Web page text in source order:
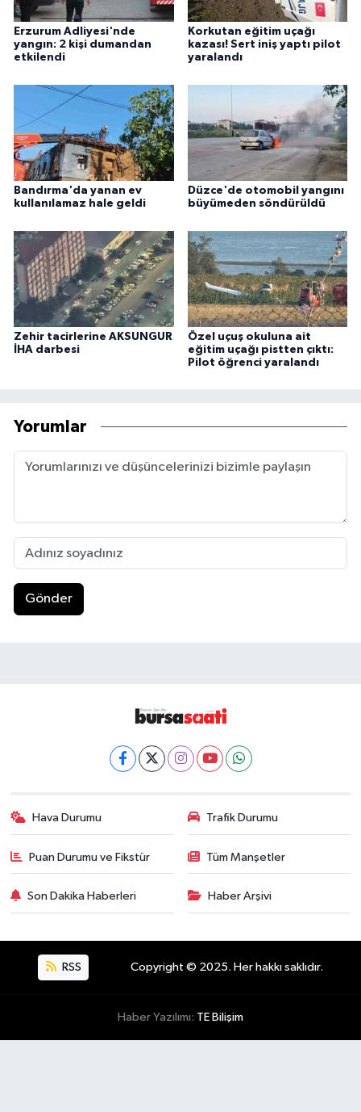
Erzurum Adliyesi'nde
yangın: 2 kişi dumandan
etkilendi
Korkutan eğitim uçağı
kazası! Sert iniş yaptı pilot
yaralandı
Bandırma'da yanan ev
kullanılamaz hale geldi
Düzce'de otomobil yangını
büyümeden söndürüldü
Zehir tacirlerine AKSUNGUR
İHA darbesi
Özel uçuş okuluna ait
eğitim uçağı pistten çıktı:
Pilot öğrenci yaralandı
Yorumlar
Gönder
Hava Durumu Trafik Durumu
Puan Durumu ve Fikstür Tüm Manşetler
Son Dakika Haberleri Haber Arşivi
RSS Copyright © 2025. Her hakkı saklıdır.
Haber Yazılımı: TE Bilişim